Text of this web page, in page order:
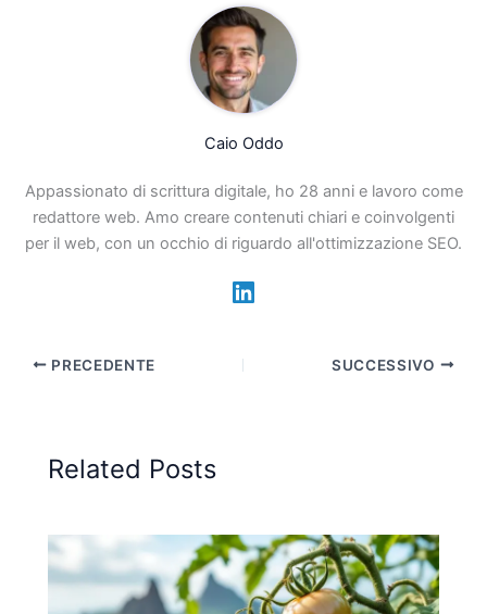
Caio Oddo
Appassionato di scrittura digitale, ho 28 anni e lavoro come
redattore web. Amo creare contenuti chiari e coinvolgenti
per il web, con un occhio di riguardo all'ottimizzazione SEO.
PRECEDENTE SUCCESSIVO
Related Posts